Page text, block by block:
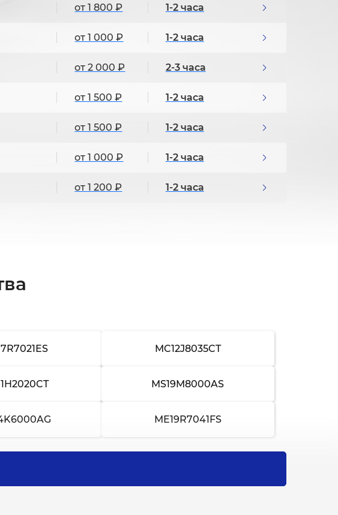
1-2 часа
от 1 800 ₽
1-2 часа
от 1 000 ₽
2-3 часа
от 2 000 ₽
1-2 часа
от 1 500 ₽
1-2 часа
от 1 500 ₽
1-2 часа
от 1 000 ₽
1-2 часа
от 1 200 ₽
от 1 800 ₽
от 1 000 ₽
2-3 часа
от 2 000 ₽
MC12J8035CT
MS19M8000AS
ME19R7041FS